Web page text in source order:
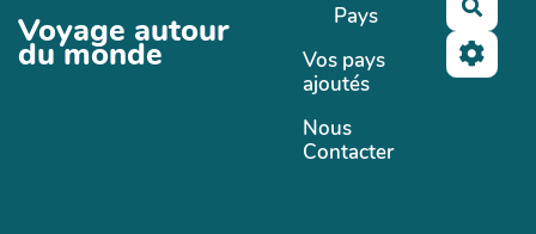
Voyage autour
du monde
Pays
Vos pays
ajoutés
Nous
Contacter